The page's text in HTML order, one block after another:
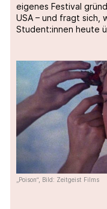
eigenes Festival
USA – und fragt sich,
Student:innen heute
„Poison“, Bild: Zeitgeist Films